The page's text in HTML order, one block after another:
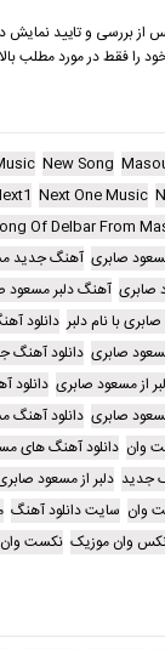
از بررسی و تایید نمایش
را فقط در مورد مطلب
New Song
Next One Music
Of Delbar From
صابری آهنگ جدید
صابری آهنگ دلبر مسعود
با نام دلبر دانلود
صابری دانلود آهنگ
از مسعود صابری دانلود
صابری دانلود آهنگ
وان دانلود آهنگ های
جدید دلبر از مسعود
وان سایت دانلود آهنگ
وان موزیک نکست وان